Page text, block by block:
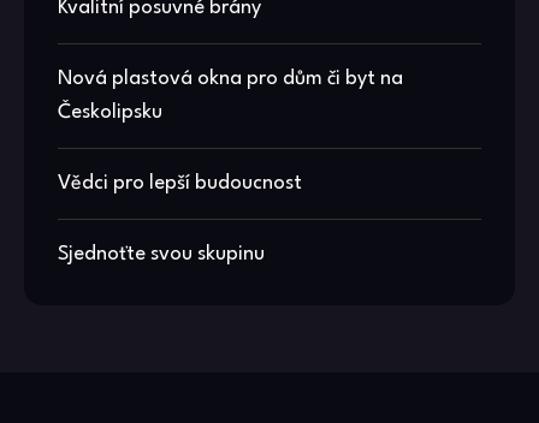
Kvalitní posuvné brány
Nová plastová okna pro dům či byt na
Českolipsku
Vědci pro lepší budoucnost
Sjednoťte svou skupinu